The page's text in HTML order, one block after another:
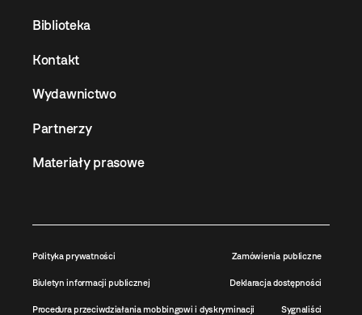
Biblioteka
Kontakt
Wydawnictwo
Partnerzy
Materiały prasowe
Polityka prywatności Zamówienia publiczne
Biuletyn informacji publicznej Deklaracja dostępności
Procedura przeciwdziałania mobbingowi i dyskryminacji Sygnaliści